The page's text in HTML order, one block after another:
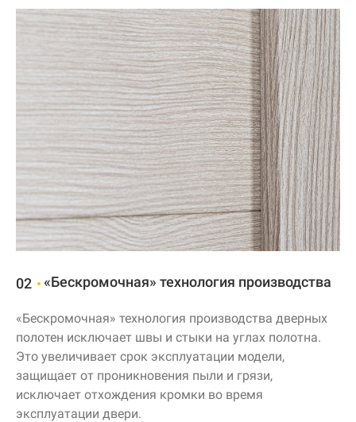
02 «Бескромочная» технология производства
«Бескромочная» технология производства дверных
полотен исключает швы и стыки на углах полотна.
Это увеличивает срок эксплуатации модели,
защищает от проникновения пыли и грязи,
исключает отхождения кромки во время
эксплуатации двери.